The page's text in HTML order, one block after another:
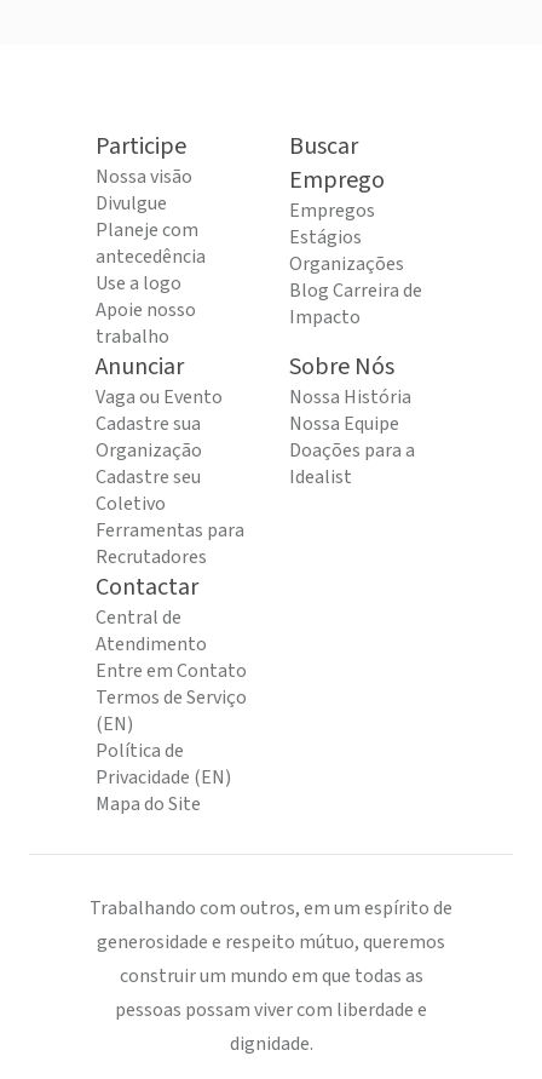
Participe
Nossa visão
Divulgue
Planeje com
antecedência
Use a logo
Apoie nosso
trabalho
Buscar
Emprego
Empregos
Estágios
Organizações
Blog Carreira de
Impacto
Anunciar
Vaga ou Evento
Cadastre sua
Organização
Cadastre seu
Coletivo
Ferramentas para
Recrutadores
Sobre Nós
Nossa História
Nossa Equipe
Doações para a
Idealist
Contactar
Central de
Atendimento
Entre em Contato
Termos de Serviço
(EN)
Política de
Privacidade (EN)
Mapa do Site
Trabalhando com outros, em um espírito de
generosidade e respeito mútuo, queremos
construir um mundo em que todas as
pessoas possam viver com liberdade e
dignidade.